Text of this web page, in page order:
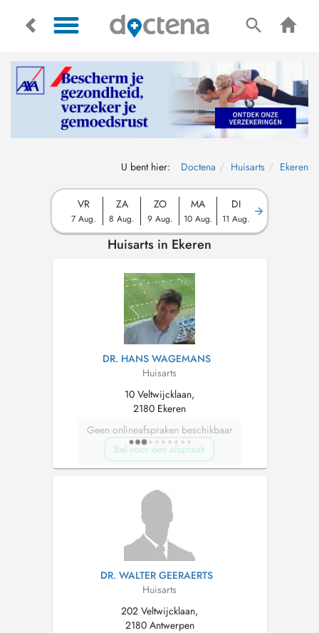
U bent hier: Doctena Huisarts Ekeren
VR
7 Aug.
ZA
8 Aug.
ZO
9 Aug.
MA
10 Aug.
DI
11 Aug.
Huisarts in Ekeren
DR. HANS WAGEMANS
Huisarts
10 Veltwijcklaan,
2180 Ekeren
Geen onlineafspraken beschikbaar
Bel voor een afspraak
DR. WALTER GEERAERTS
Huisarts
202 Veltwijcklaan,
2180 Antwerpen